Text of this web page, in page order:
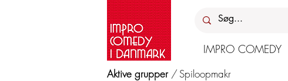
IMPRO COMEDY
Aktive grupper / Spiloopmakr